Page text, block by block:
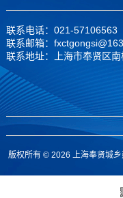
联系电话：021-57106563
联系邮箱：
联系地址：上海市奉贤区
版权所有 © 2026 上海奉贤城乡